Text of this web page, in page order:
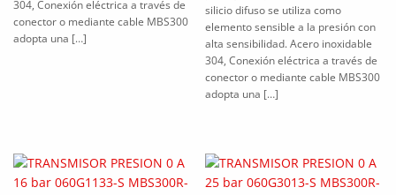
304, Conexión eléctrica a través de
conector o mediante cable MBS300
adopta una […]
silicio difuso se utiliza como
elemento sensible a la presión con
alta sensibilidad. Acero inoxidable
304, Conexión eléctrica a través de
conector o mediante cable MBS300
adopta una […]